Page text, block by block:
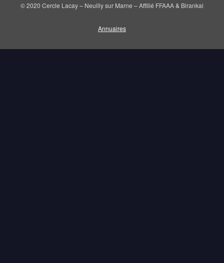
© 2020 Cercle Lacay – Neuilly sur Marne – Affilié FFAAA & Birankai
Annuaires